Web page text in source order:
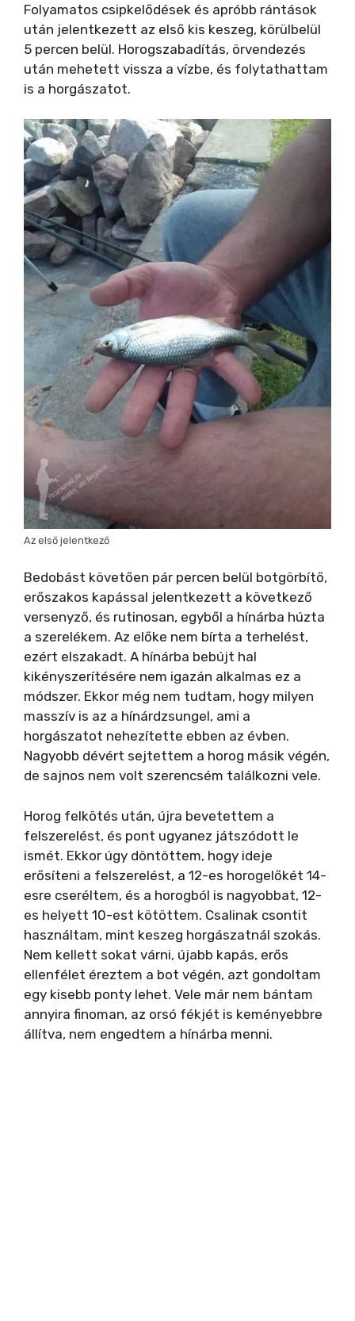
Folyamatos csipkelődések és apróbb rántások
után jelentkezett az első kis keszeg, körülbelül
5 percen belül. Horogszabadítás, örvendezés
után mehetett vissza a vízbe, és folytathattam
is a horgászatot.
Az első jelentkező
Bedobást követően pár percen belül botgörbítő,
erőszakos kapással jelentkezett a következő
versenyző, és rutinosan, egyből a hínárba húzta
a szerelékem. Az előke nem bírta a terhelést,
ezért elszakadt. A hínárba bebújt hal
kikényszerítésére nem igazán alkalmas ez a
módszer. Ekkor még nem tudtam, hogy milyen
masszív is az a hínárdzsungel, ami a
horgászatot nehezítette ebben az évben.
Nagyobb dévért sejtettem a horog másik végén,
de sajnos nem volt szerencsém találkozni vele.
Horog felkötés után, újra bevetettem a
felszerelést, és pont ugyanez játszódott le
ismét. Ekkor úgy döntöttem, hogy ideje
erősíteni a felszerelést, a 12-es horogelőkét 14-
esre cseréltem, és a horogból is nagyobbat, 12-
es helyett 10-est kötöttem. Csalinak csontit
használtam, mint keszeg horgászatnál szokás.
Nem kellett sokat várni, újabb kapás, erős
ellenfélet éreztem a bot végén, azt gondoltam
egy kisebb ponty lehet. Vele már nem bántam
annyira finoman, az orsó fékjét is keményebbre
állítva, nem engedtem a hínárba menni.